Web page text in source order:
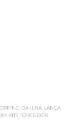
DA ILHA LANÇA
KITS TORCEDOR